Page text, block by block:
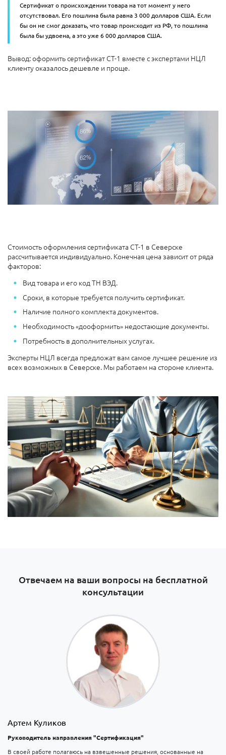
Сертификат о происхождении товара на тот момент у него
отсутствовал. Его пошлина была равна 3 000 долларов США. Если
бы он не смог доказать, что товар происходит из РФ, то пошлина
была бы удвоена, а это уже 6 000 долларов США.
Вывод: оформить сертификат СТ-1 вместе с экспертами НЦЛ
клиенту оказалось дешевле и проще.
Стоимость оформления сертификата СТ-1 в Северске
рассчитывается индивидуально. Конечная цена зависит от ряда
факторов:
Вид товара и его код ТН ВЭД.
Сроки, в которые требуется получить сертификат.
Наличие полного комплекта документов.
Необходимость «дооформить» недостающие документы.
Потребность в дополнительных услугах.
Эксперты НЦЛ всегда предложат вам самое лучшее решение из
всех возможных в Северске. Мы работаем на стороне клиента.
Отвечаем на ваши вопросы на бесплатной
консультации
Артем Куликов
Руководитель направления "Сертификация"
В своей работе полагаюсь на взвешенные решения, основанные на